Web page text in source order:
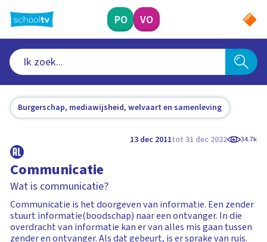
naar
hoofdinhoud
PO VO
Burgerschap, mediawijsheid, welvaart en samenleving
13 dec 2011tot 31 dec 2032 34.7k
Communicatie
Wat is communicatie?
Communicatie is het doorgeven van informatie. Een zender
stuurt informatie(boodschap) naar een ontvanger. In die
overdracht van informatie kan er van alles mis gaan tussen
zender en ontvanger. Als dat gebeurt, is er sprake van ruis.